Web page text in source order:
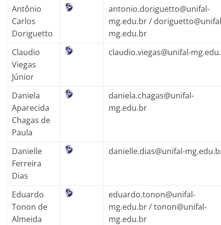
Antônio
Carlos
Doriguetto
antonio.doriguetto@unifal-
mg.edu.br/
mg.edu.br
Claudio
Viegas
Júnior
claudio.viegas@unifal-
Daniela
Aparecida
Chagas de
Paula
daniela.chagas@unifal-
mg.edu.br
Danielle
Ferreira
Dias
danielle.dias@unifal-
Eduardo
Tonon de
Almeida
eduardo.tonon@unifal-
mg.edu.br/ tonon@unifal-
mg.edu.br